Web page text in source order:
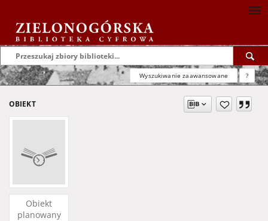
Wyszukiwanie zaawansowane ?
OBIEKT
Obiekt
planowany